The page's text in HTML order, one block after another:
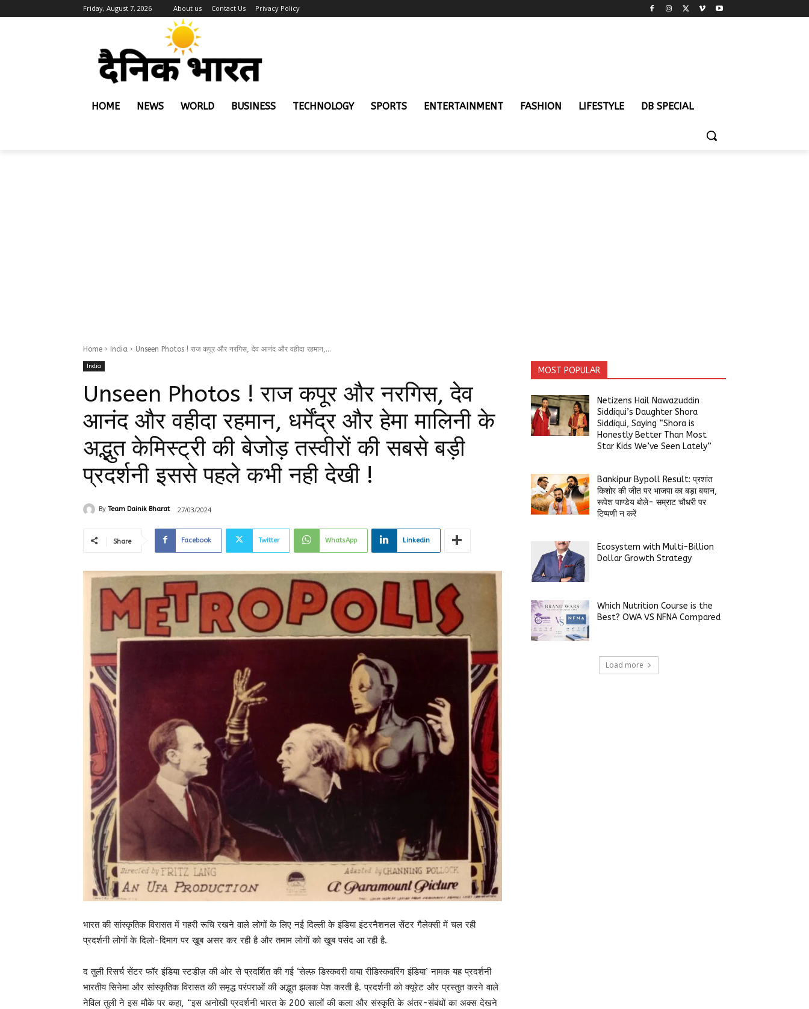
Friday, August 7, 2026 About us Contact Us Privacy Policy
HOME NEWS WORLD BUSINESS TECHNOLOGY SPORTS ENTERTAINMENT FASHION LIFESTYLE DB SPECIAL
Home India Unseen Photos ! राज कपूर और नरगिस, देव आनंद और वहीदा रहमान,...
India
Unseen Photos ! राज कपूर और नरगिस, देव
आनंद और वहीदा रहमान, धर्मेंद्र और हेमा मालिनी के
अद्भुत केमिस्ट्री की बेजोड़ तस्वीरों की सबसे बड़ी
प्रदर्शनी इससे पहले कभी नही देखी !
By Team Dainik Bharat 27/03/2024
Share Facebook Twitter WhatsApp Linkedin
भारत की‌ सांस्कृतिक विरासत में गहरी रूचि रखने वाले लोगों के लिए नई दिल्ली के इंडिया इंटरनैशनल सेंटर गैलेक्सी में चल रही
प्रदर्शनी लोगों के दिलो-दिमाग पर ख़ूब असर कर‌ रही है और तमाम लोगों को ख़ूब पसंद आ रही है.
द तुली रिसर्च सेंटर फॉर इंडिया स्टडीज़ की‌ ओर‌ से प्रदर्शित की गई ‘सेल्फ़ डिस्कवरी वाया रीडिस्कवरिंग इंडिया’ नामक यह प्रदर्शनी
भारतीय सिनेमा और सांस्कृतिक विरासत की समृद्ध परंपराओं की अद्भुत झलक पेश करती है. प्रदर्शनी को क्यूरेट और प्रस्तुत करने वाले
नेविल तुली ने‌ इस मौके पर‌ कहा, “इस अनोखी प्रदर्शनी भारत के 200 सालों की कला और संस्कृति के‌ अंतर-संबंधों का अक्स देखने‌
MOST POPULAR
Netizens Hail Nawazuddin
Siddiqui’s Daughter Shora
Siddiqui, Saying “Shora is
Honestly Better Than Most
Star Kids We’ve Seen Lately”
Bankipur Bypoll Result: प्रशांत
किशोर की जीत पर भाजपा का बड़ा बयान,
रूपेश पाण्डेय बोले- सम्राट चौधरी पर
टिप्पणी न करें
Ecosystem with Multi-Billion
Dollar Growth Strategy
Which Nutrition Course is the
Best? OWA VS NFNA Compared
Load more